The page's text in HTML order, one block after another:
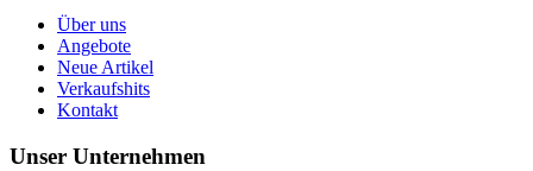
Über uns
Angebote
Neue Artikel
Verkaufshits
Kontakt
Unser Unternehmen